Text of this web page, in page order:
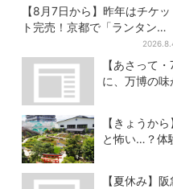
【8月7日から】昨年はチケッ
ト完売！京都で「ランタンフ
ェス」、最大3500の光が夜
に…会場には縁日も【あさって
に、万博の
【きょうか
と怖い…？体
【夏休み】